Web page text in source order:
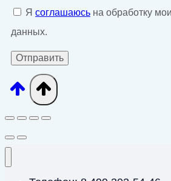
Я соглашаюсь на обработку
данных.